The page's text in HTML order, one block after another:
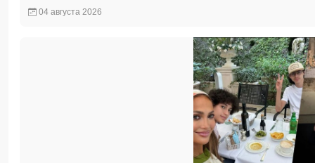
04 августа 2026